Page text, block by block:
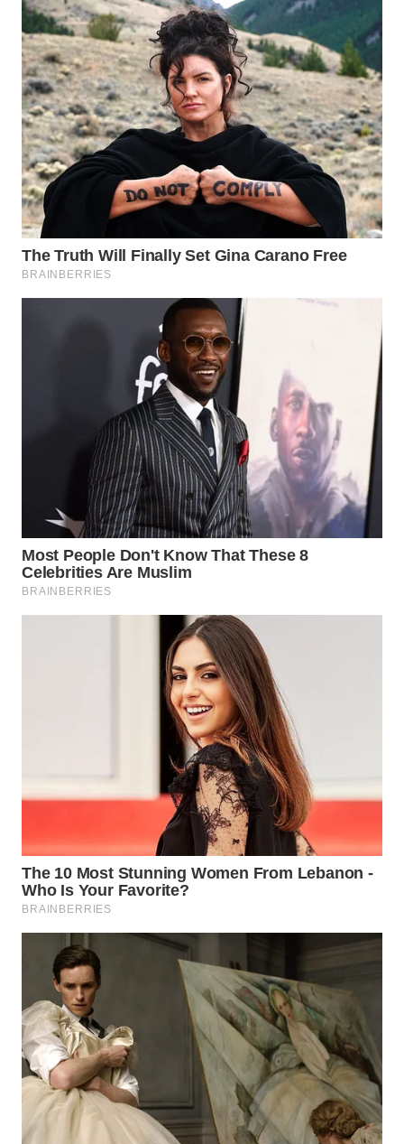
WN
KARO
WN
SIMALUNGUN
WN
LABUHANBATU
TAPANULI
TENGAH
WN
KARAWANG
WN
UTARA
WN
SAMOSIR
WN
PADANG
LAWAS
WN
SUMEDANG
WN
CIANJUR